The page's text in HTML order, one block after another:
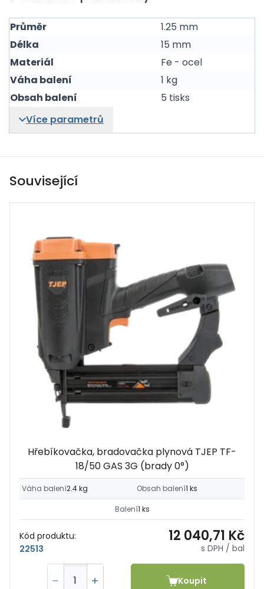
Průměr
1.25 mm
Délka
15 mm
Materiál
Fe - ocel
Váha balení
1 kg
Obsah balení
5 tisks
Více parametrů
Související
Hřebíkovačka, bradovačka plynová TJEP TF-
18/50 GAS 3G (brady 0°)
Váha balení2.4 kg Obsah balení1 ks
Balení1 ks
Kód produktu:
22513
12 040,71 Kč
s DPH / bal
Koupit